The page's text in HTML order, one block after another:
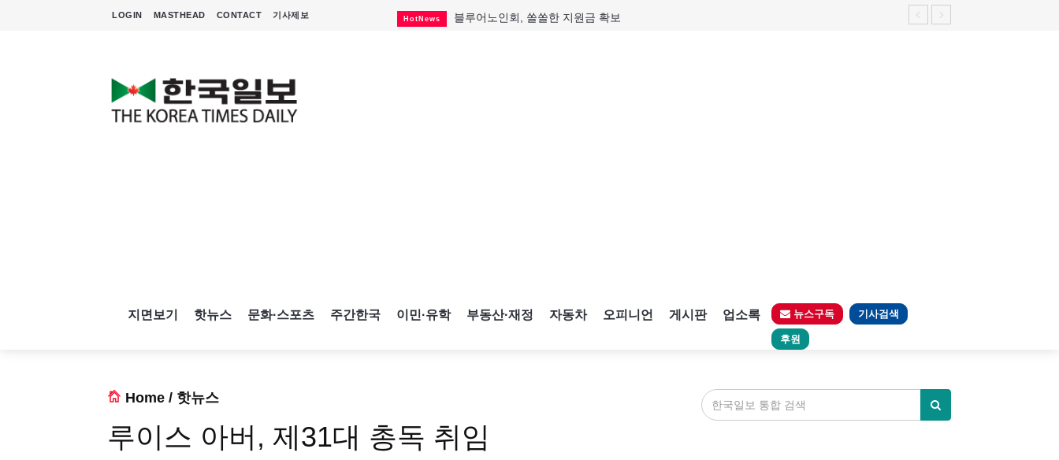
LOGIN MASTHEAD CONTACT 기사제보 HotNews 블루어노인회, 쏠쏠한 지원금 확보
지면보기 핫뉴스 문화·스포츠 주간한국 이민·유학 부동산·재정 자동차 오피니언 게시판 업소록 뉴스구독 기사검색
후원
Home / 핫뉴스
루이스 아버, 제31대 총독 취임